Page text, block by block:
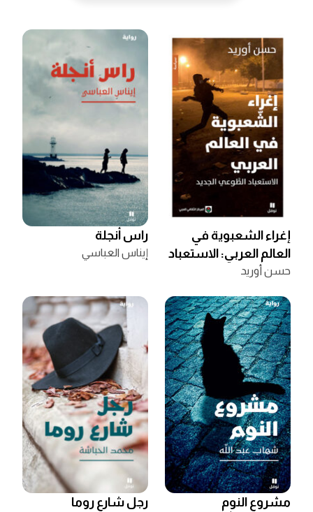
إغراء الشعبوية في
العالم العربي: الاستعباد
الطوعي الجديد
حسن أوريد
راس أنجلة
إيناس العباسي
مشروع النوم رجل شارع روما